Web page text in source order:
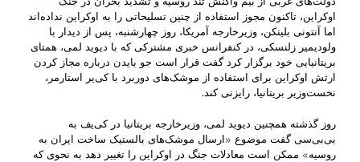
اوکراین، تاکنون مجوز استفاده از چنین تسلیحاتی را به اوکراین نداده‌اند
اما آنتونی بلینکن، وزیرخارجه آمریکا، روز چهارشنبه، پس از دیدار با
ولودیمیر زلنسکی، در کنفرانس خبری مشترکی که با دیوید لمی، همتای
بریتانیایی خود برگزار کرد گفت قرار است جو بایدن درباره مجاز کردن
ارتش اوکراین برای استفاده از موشک‌های دوربرد با کی‌یر استارمر،
نخست‌وزیر بریتانیا، رایزنی کند.
روز گذشته همچنین دیوید لمی، وزیرخارجه بریتانیا در کی‌یف به
بی‌بی‌سی گفت موضوع «ارسال موشک‌های بالستیک ساخت ایران به
روسیه» ممکن است معادلات جنگ در اوکراین را تغییر دهد به نحوی که